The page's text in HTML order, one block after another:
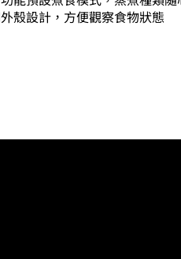
殼設計，方便觀察食物狀態